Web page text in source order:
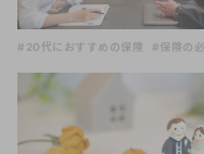
#20代におすすめの保険 #保険の